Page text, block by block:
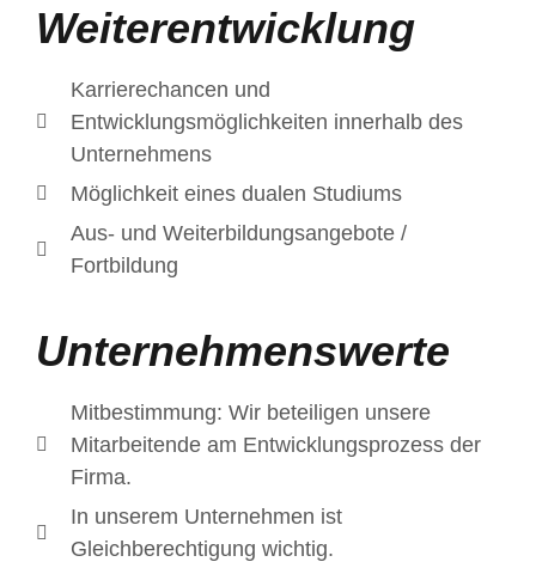
Weiterentwicklung
Karrierechancen und
Entwicklungsmöglichkeiten innerhalb des
Unternehmens
Möglichkeit eines dualen Studiums
Aus- und Weiterbildungsangebote /
Fortbildung
Unternehmenswerte
Mitbestimmung: Wir beteiligen unsere
Mitarbeitende am Entwicklungsprozess der
Firma.
In unserem Unternehmen ist
Gleichberechtigung wichtig.